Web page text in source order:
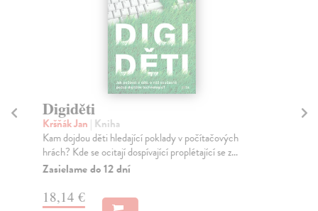
Digiděti
Kršňák Jan | Kniha
Kam dojdou děti hledající poklady v počítačových
hrách? Kde se ocitají dospívající proplétající se z...
Zasielame do 12 dní
18,14 €